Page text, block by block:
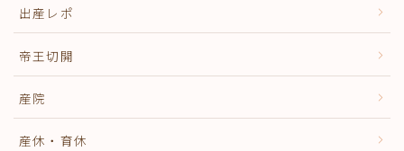
出産レポ
帝王切開
産院
産休・育休